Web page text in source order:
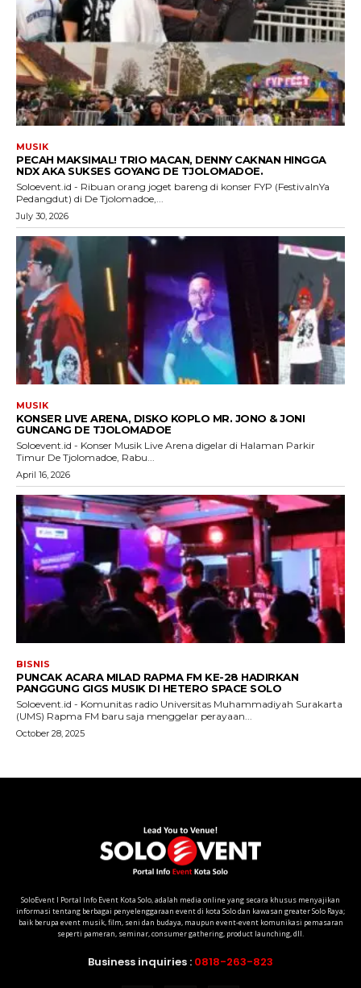
SoloEvent I Portal Info Event Kota Solo, adalah media online yang secara khusus menyajikan
informasi tentang berbagai penyelenggaraan event di kota Solo dan kawasan greater Solo Raya;
baik berupa event musik, film, seni dan budaya, maupun event-event komunikasi pemasaran
seperti pameran, seminar, consumer gathering, product launching, dll.
Business inquiries : 0818-263-823